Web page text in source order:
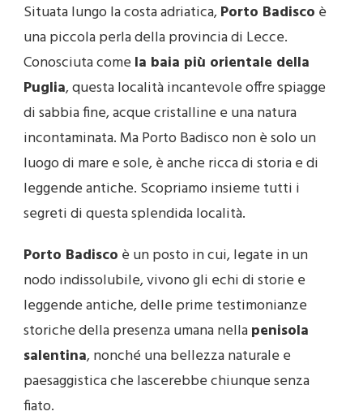
Situata lungo la costa adriatica,Porto Badisco è
una piccola perla della provincia di Lecce.
Conosciuta come la baia più orientale della
Puglia, questa località incantevole offre spiagge
di sabbia fine, acque cristalline e una natura
incontaminata. Ma Porto Badisco non è solo un
luogo di mare e sole, è anche ricca di storia e di
leggende antiche. Scopriamo insieme tutti i
segreti di questa splendida località.
Porto Badisco è un posto in cui, legate in un
nodo indissolubile, vivono gli echi di storie e
leggende antiche, delle prime testimonianze
storiche della presenza umana nellapenisola
salentina, nonché una bellezza naturale e
paesaggistica che lascerebbe chiunque senza
fiato.